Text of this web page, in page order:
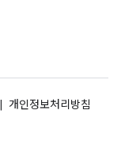
개인정보처리방침